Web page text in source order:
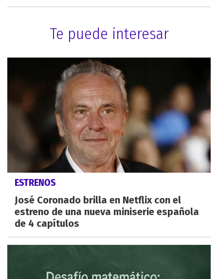
Te puede interesar
ESTRENOS
José Coronado brilla en Netflix con el
estreno de una nueva miniserie española
de 4 capítulos